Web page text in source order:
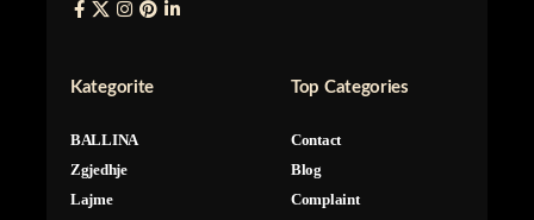
Kategorite
BALLINA
Zgjedhje
Lajme
Top Categories
Contact
Blog
Complaint